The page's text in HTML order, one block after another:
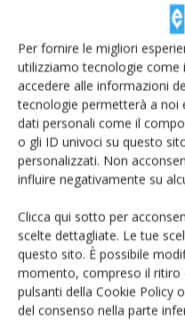
Per fornire le migliori
utilizziamo tecnologie
accedere alle informazioni
tecnologie permetterà a noi
dati personali come il
o gli ID univoci su questo
personalizzati. Non
influire negativamente su
Clicca qui sotto per
scelte dettagliate. Le tue
questo sito. È possibile
momento, compreso il ritiro
pulsanti della Cookie Policy
del consenso nella parte
Pillole di LEO
DiIZ Informatore Zootecnico 17